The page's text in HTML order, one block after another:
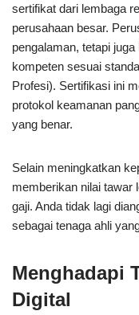
sertifikat dari lembaga
perusahaan besar.
pengalaman, tetapi
kompeten sesuai
Profesi). Sertifikasi ini
protokol keamanan
yang benar.
Selain meningkatkan
memberikan nilai tawar
gaji. Anda tidak lagi
sebagai tenaga ahli
Menghadapi
Digital